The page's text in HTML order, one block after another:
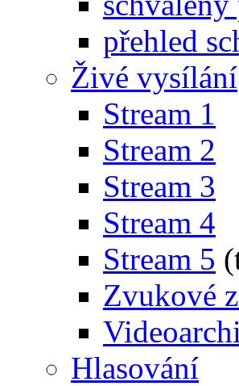
přehled
Živé vysílání
Stream 1
Stream 2
Stream 3
Stream 4
Stream 5
Zvukové
Hlasování